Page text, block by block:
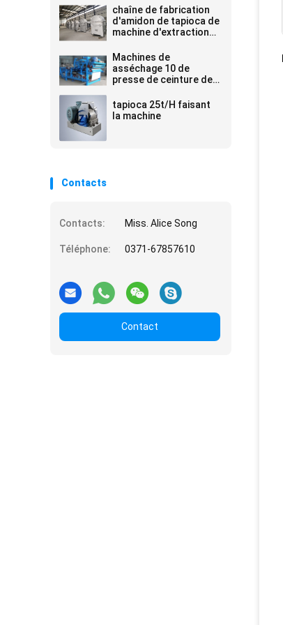
chaîne de fabrication
d'amidon de tapioca de
machine d'extraction
10-15t/h
Machines de
asséchage 10 de
presse de ceinture de
- 20t/H 380v 50hz
tapioca 25t/H faisant
la machine
Contacts
Contacts: Miss. Alice Song
Téléphone: 0371-67857610
Contact